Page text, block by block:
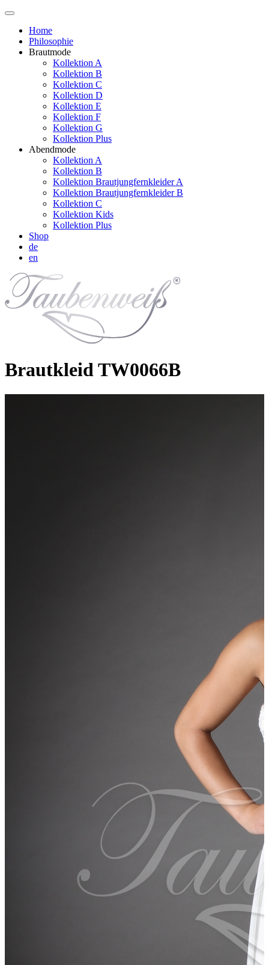
Home
Philosophie
Brautmode
Kollektion A
Kollektion B
Kollektion C
Kollektion D
Kollektion E
Kollektion F
Kollektion G
Kollektion Plus
Abendmode
Kollektion A
Kollektion B
Kollektion Brautjungfernkleider A
Kollektion Brautjungfernkleider B
Kollektion C
Kollektion Kids
Kollektion Plus
Shop
de
en
Brautkleid TW0066B